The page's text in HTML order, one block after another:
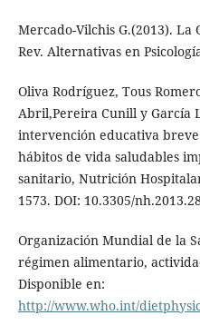
Mercado-Vilchis G.(2013).
Rev. Alternativas en
Oliva Rodríguez, Tous
Abril,Pereira Cunill y García
intervención educativa
hábitos de vida saludables
sanitario, Nutrición
1573. DOI: 10.3305/
Organización Mundial de la
régimen alimentario,
Disponible en:
http://www.who.int/